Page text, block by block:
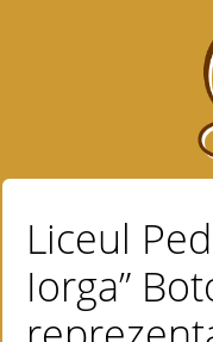
Liceul
Iorga”